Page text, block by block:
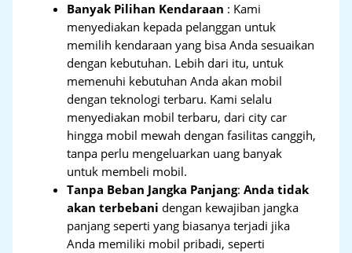
Banyak Pilihan Kendaraan : Kami
menyediakan kepada pelanggan untuk
memilih kendaraan yang bisa Anda sesuaikan
dengan kebutuhan. Lebih dari itu, untuk
memenuhi kebutuhan Anda akan mobil
dengan teknologi terbaru. Kami selalu
menyediakan mobil terbaru, dari city car
hingga mobil mewah dengan fasilitas canggih,
tanpa perlu mengeluarkan uang banyak
untuk membeli mobil.
Tanpa Beban Jangka Panjang:Anda tidak
akan terbebani dengan kewajiban jangka
panjang seperti yang biasanya terjadi jika
Anda memiliki mobil pribadi, seperti